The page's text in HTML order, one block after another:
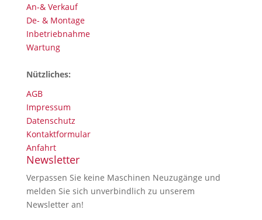
An-& Verkauf
De- & Montage
Inbetriebnahme
Wartung
Nützliches:
AGB
Impressum
Datenschutz
Kontaktformular
Anfahrt
Newsletter
Verpassen Sie keine Maschinen Neuzugänge und
melden Sie sich unverbindlich zu unserem
Newsletter an!